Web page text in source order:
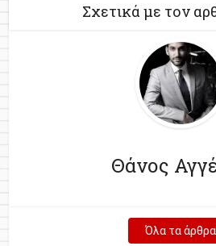
Σχετικά με τον
Θάνος
Όλα τα άρθρα